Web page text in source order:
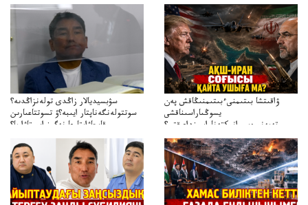
سۋبسيديالار زاڭدى تولەنزاڭدىە؟
سوتتولەنگەناپتار ايىبە؟ۋ تسوتتاعىارىن
قايجاۋاپتارعا نەگىز ايىپتاۋا ما؟
تۇجىرىمدارىنقايتاقاراۋعانەگىزبولاالاما؟
ۋاقىتشا بىتىمنىءبىتىمنىڭاقش پەن
يسوڭىاراسىناقشى
تەپەنىرەسيرانىكتەناراسىنداعىقتى؟
تەكەتىرەسنەلىكتەنقايتاۋشىقتى؟